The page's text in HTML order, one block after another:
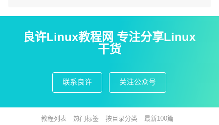
良许Linux教程网 专注分享Linux
干货
联系良许 关注公众号
教程列表 热门标签 按目录分类 最新100篇